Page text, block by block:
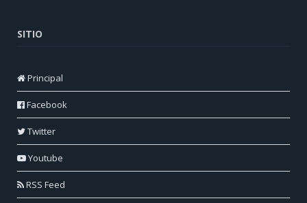
SITIO
Principal
Facebook
Twitter
Youtube
RSS Feed